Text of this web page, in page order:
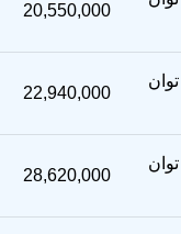
20,550,000
قیمت اینورتر Cumark ES580G توان
22,940,000
قیمت اینورتر Cumark ES580G توان
28,620,000